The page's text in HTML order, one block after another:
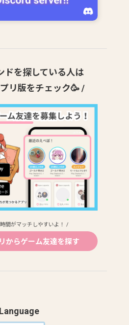
ドを探している人は
リ版をチェック🥳 /
間がマッチしやすいよ！ /
からゲーム友達を探す
Language